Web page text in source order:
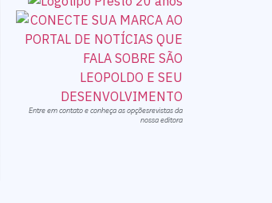
Entre em contato e conheça as opçõesrevistas da
nossa editora